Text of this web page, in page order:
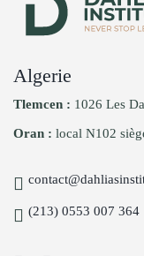
Algerie
Tlemcen : 1026 Les
Oran : local N102
(213) 0553 007 364